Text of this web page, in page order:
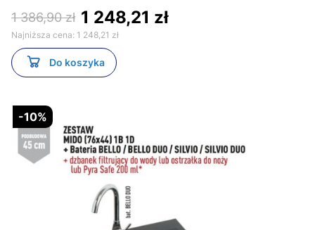
1 386,90 zł 1 248,21 zł
Najniższa cena: 1 248,21 zł
Do koszyka
-10%